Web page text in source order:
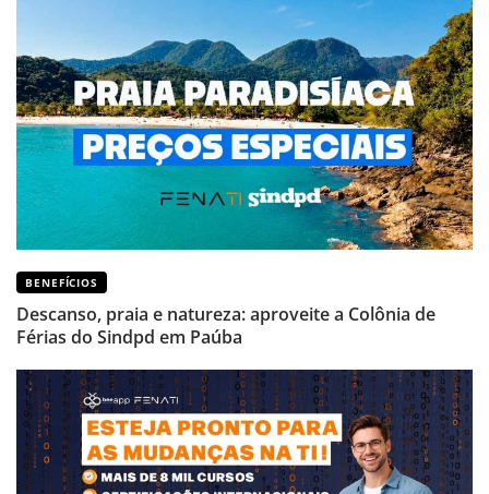
BENEFÍCIOS
Descanso, praia e natureza: aproveite a Colônia de
Férias do Sindpd em Paúba